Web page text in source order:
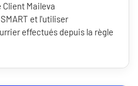
Client Maileva
et l'utiliser
effectués depuis la règle